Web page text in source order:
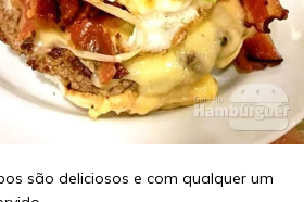
são deliciosos e com qualquer um